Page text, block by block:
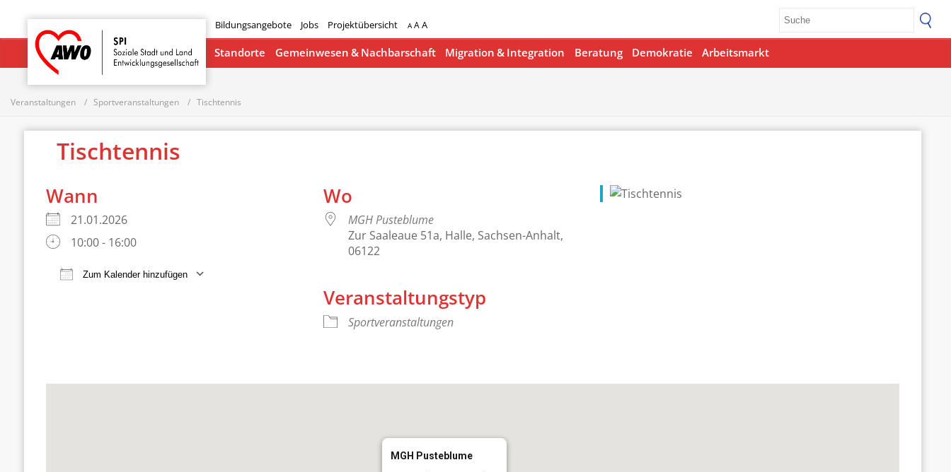
Bildungsangebote Jobs Projektübersicht A AA
Startseite
Standorte Gemeinwesen & Nachbarschaft Migration & Integration Beratung Demokratie Arbeitsmarkt
Veranstaltungen Sportveranstaltungen Tischtennis
Tischtennis
Wann
21.01.2026
10:00 - 16:00
Zum Kalender hinzufügen
Google Kalender iCalendar
Wo
MGH Pusteblume
Zur Saaleaue 51a, Halle, Sachsen-Anhalt,
06122
Veranstaltungstyp
Sportveranstaltungen
MGH Pusteblume